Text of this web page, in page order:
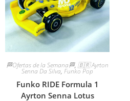
🏁Ofertas de la Semana🏁, 🇧🇷 Ayrton
Senna Da Silva, Funko Pop
Funko RIDE Formula 1
Ayrton Senna Lotus